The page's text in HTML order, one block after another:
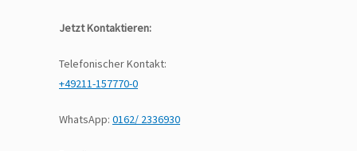
Jetzt Kontaktieren:
Telefonischer Kontakt:
+49211-157770-0
WhatsApp: 0162/ 2336930